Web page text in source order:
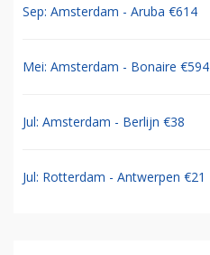
Sep: Amsterdam - Aruba €614
Mei: Amsterdam - Bonaire €594
Jul: Amsterdam - Berlijn €38
Jul: Rotterdam - Antwerpen €21